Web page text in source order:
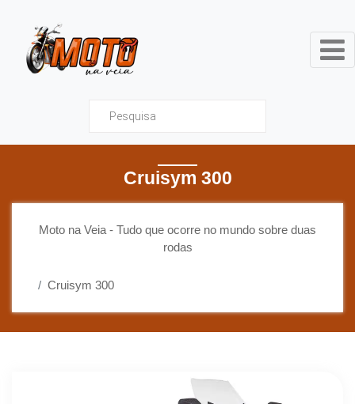
Moto na Veia - Tudo que
Cruisym 300
Moto na Veia - Tudo que ocorre no mundo sobre duas
rodas
Cruisym 300